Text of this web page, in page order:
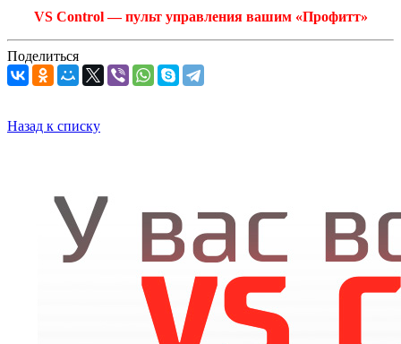
VS Control — пульт управления вашим «Профитт»
Поделиться
Назад к списку